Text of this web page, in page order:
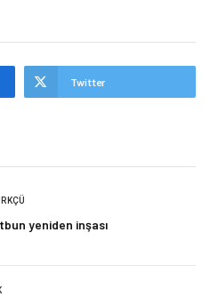
Twitter
yeniden inşası